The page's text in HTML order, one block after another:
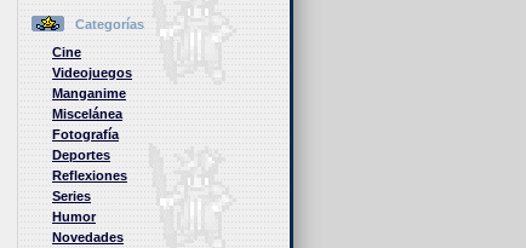
Categorías
Cine
Videojuegos
Manganime
Miscelánea
Fotografía
Deportes
Reflexiones
Series
Humor
Novedades